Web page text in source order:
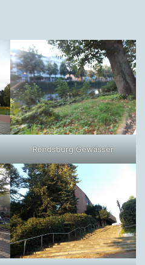
Rendsburg Gewässer